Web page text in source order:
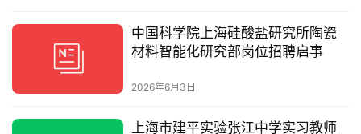
中国科学院上海硅酸盐研究所陶瓷
材料智能化研究部岗位招聘启事
2026年6月3日
上海市建平实验张江中学实习教师